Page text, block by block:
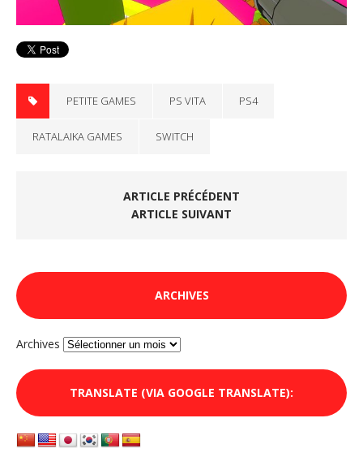
PETITE GAMES PS VITA PS4
RATALAIKA GAMES SWITCH
ARTICLE PRÉCÉDENT
ARTICLE SUIVANT
ARCHIVES
Archives
TRANSLATE (VIA GOOGLE TRANSLATE):